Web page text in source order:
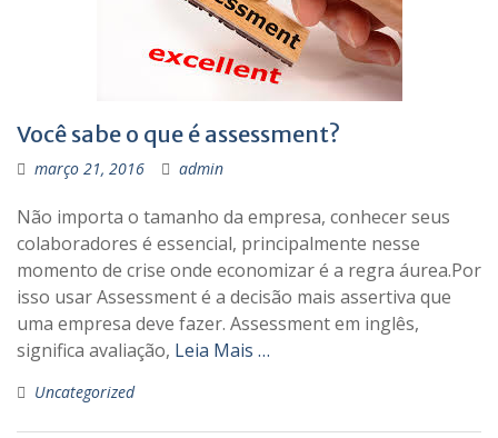
Você sabe o que é assessment?
março 21, 2016 admin
Não importa o tamanho da empresa, conhecer seus
colaboradores é essencial, principalmente nesse
momento de crise onde economizar é a regra áurea.Por
isso usar Assessment é a decisão mais assertiva que
uma empresa deve fazer. Assessment em inglês,
significa avaliação, Leia Mais …
Uncategorized